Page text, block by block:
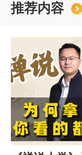
推荐内容